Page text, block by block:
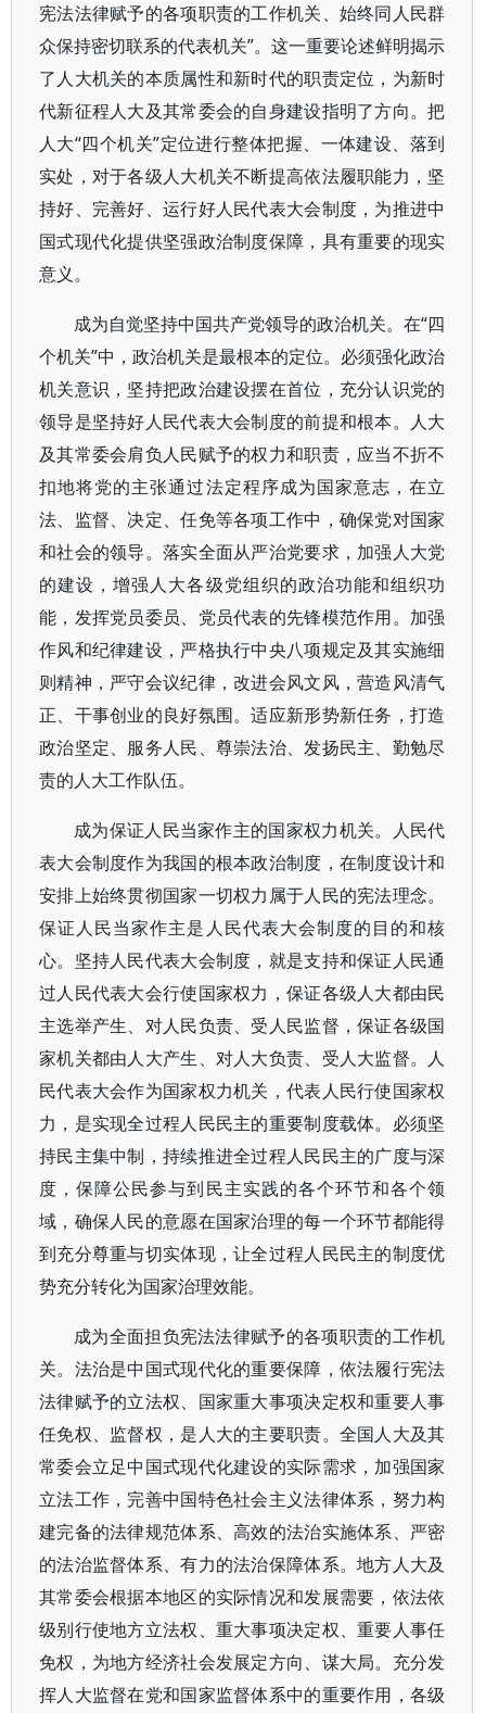
宪法法律赋予的各项职责的工作机关、始终同人民群
众保持密切联系的代表机关”。这一重要论述鲜明揭示
了人大机关的本质属性和新时代的职责定位，为新时
代新征程人大及其常委会的自身建设指明了方向。把
人大“四个机关”定位进行整体把握、一体建设、落到
实处，对于各级人大机关不断提高依法履职能力，坚
持好、完善好、运行好人民代表大会制度，为推进中
国式现代化提供坚强政治制度保障，具有重要的现实
意义。
成为自觉坚持中国共产党领导的政治机关。在“四
个机关”中，政治机关是最根本的定位。必须强化政治
机关意识，坚持把政治建设摆在首位，充分认识党的
领导是坚持好人民代表大会制度的前提和根本。人大
及其常委会肩负人民赋予的权力和职责，应当不折不
扣地将党的主张通过法定程序成为国家意志，在立
法、监督、决定、任免等各项工作中，确保党对国家
和社会的领导。落实全面从严治党要求，加强人大党
的建设，增强人大各级党组织的政治功能和组织功
能，发挥党员委员、党员代表的先锋模范作用。加强
作风和纪律建设，严格执行中央八项规定及其实施细
则精神，严守会议纪律，改进会风文风，营造风清气
正、干事创业的良好氛围。适应新形势新任务，打造
政治坚定、服务人民、尊崇法治、发扬民主、勤勉尽
责的人大工作队伍。
成为保证人民当家作主的国家权力机关。人民代
表大会制度作为我国的根本政治制度，在制度设计和
安排上始终贯彻国家一切权力属于人民的宪法理念。
保证人民当家作主是人民代表大会制度的目的和核
心。坚持人民代表大会制度，就是支持和保证人民通
过人民代表大会行使国家权力，保证各级人大都由民
主选举产生、对人民负责、受人民监督，保证各级国
家机关都由人大产生、对人大负责、受人大监督。人
民代表大会作为国家权力机关，代表人民行使国家权
力，是实现全过程人民民主的重要制度载体。必须坚
持民主集中制，持续推进全过程人民民主的广度与深
度，保障公民参与到民主实践的各个环节和各个领
域，确保人民的意愿在国家治理的每一个环节都能得
到充分尊重与切实体现，让全过程人民民主的制度优
势充分转化为国家治理效能。
成为全面担负宪法法律赋予的各项职责的工作机
关。法治是中国式现代化的重要保障，依法履行宪法
法律赋予的立法权、国家重大事项决定权和重要人事
任免权、监督权，是人大的主要职责。全国人大及其
常委会立足中国式现代化建设的实际需求，加强国家
立法工作，完善中国特色社会主义法律体系，努力构
建完备的法律规范体系、高效的法治实施体系、严密
的法治监督体系、有力的法治保障体系。地方人大及
其常委会根据本地区的实际情况和发展需要，依法依
级别行使地方立法权、重大事项决定权、重要人事任
免权，为地方经济社会发展定方向、谋大局。充分发
挥人大监督在党和国家监督体系中的重要作用，各级